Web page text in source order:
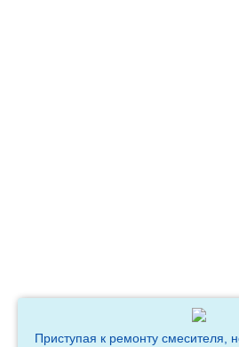
Приступая к ремонту смесителя,